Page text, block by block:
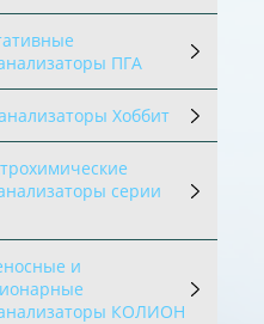
ПГА
Хоббит
серии
и
КОЛИОН